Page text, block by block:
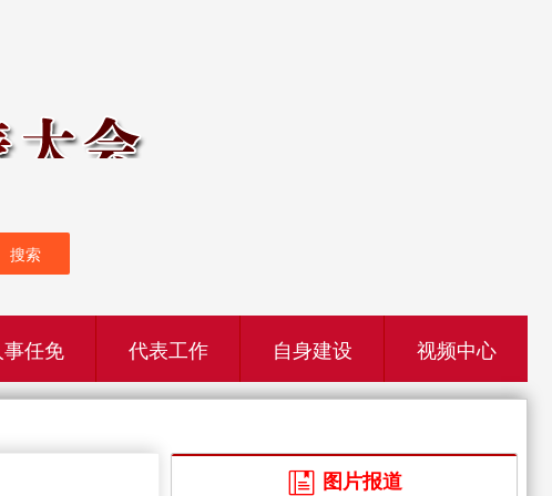
事任免 代表工作 自身建设 视频中心
 图片报道